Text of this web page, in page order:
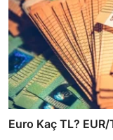
Euro Kaç TL?